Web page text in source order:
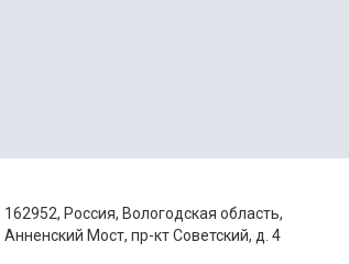
162952, Россия, Вологодская область,
Анненский Мост, пр-кт Советский, д. 4